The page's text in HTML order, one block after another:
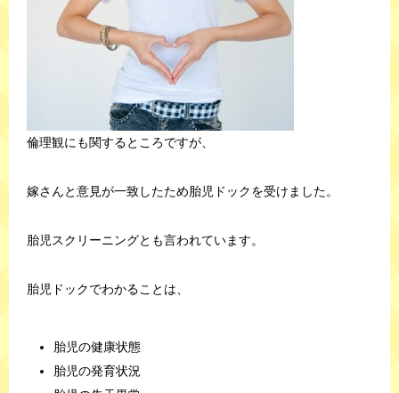
倫理観にも関するところですが、
嫁さんと意見が一致したため胎児ドックを受けました。
胎児スクリーニングとも言われています。
胎児ドックでわかることは、
胎児の健康状態
胎児の発育状況